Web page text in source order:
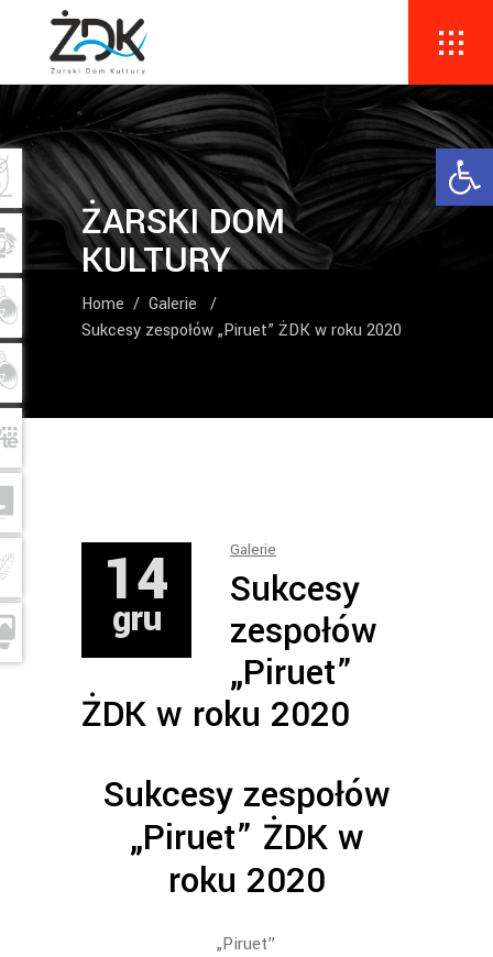
ŻARSKI DOM
KULTURY
Home / Galerie
/
Sukcesy zespołów „Piruet” ŻDK w roku 2020
14
gru
Galerie
Sukcesy
zespołów
„Piruet”
ŻDK w roku 2020
Sukcesy zespołów
„Piruet” ŻDK w
roku 2020
„Piruet”